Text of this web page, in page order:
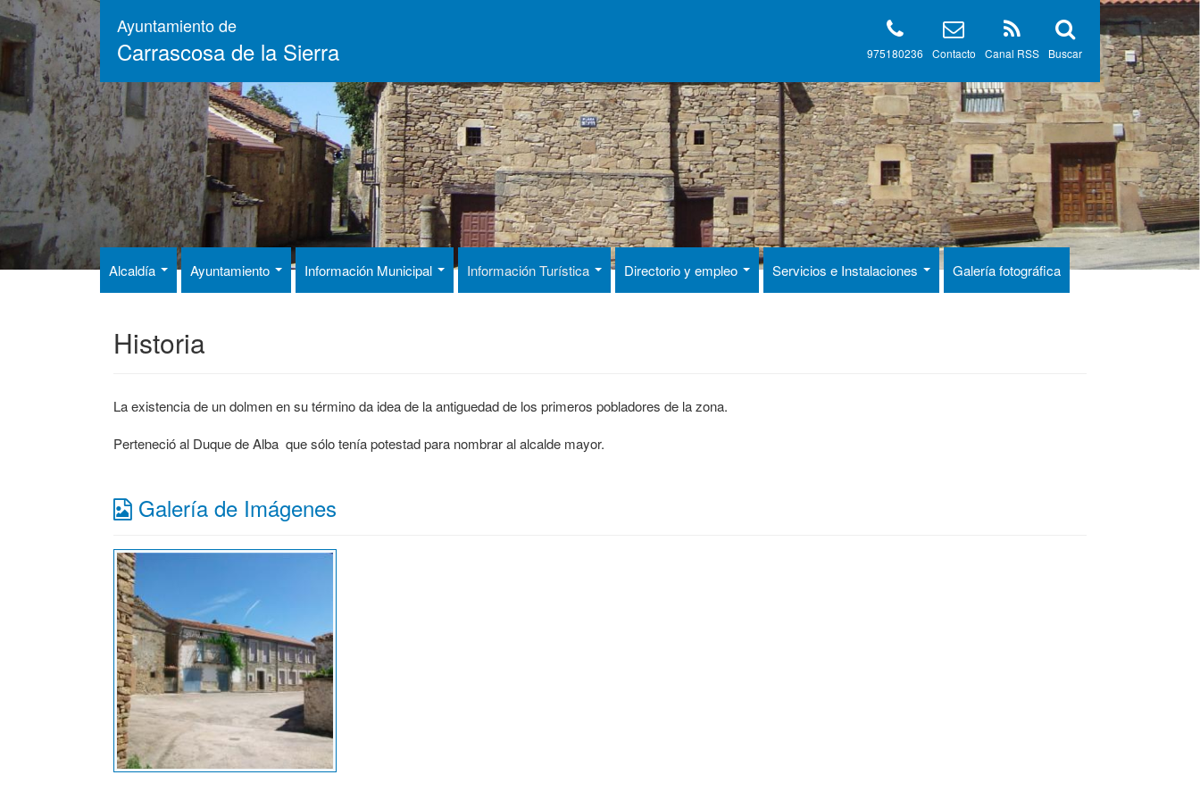
Pasar
contenido
principal
Ayuntamiento de
Carrascosa de la Sierra Buscar
Canal RSS
Contacto
975180236
Alcaldía Ayuntamiento Información Municipal Información Turística Directorio y empleo Servicios e Instalaciones Galería fotográfica
Historia
La existencia de un dolmen en su término da idea de la antiguedad de los primeros pobladores de la zona.
Perteneció al Duque de Alba que sólo tenía potestad para nombrar al alcalde mayor.
Galería de Imágenes